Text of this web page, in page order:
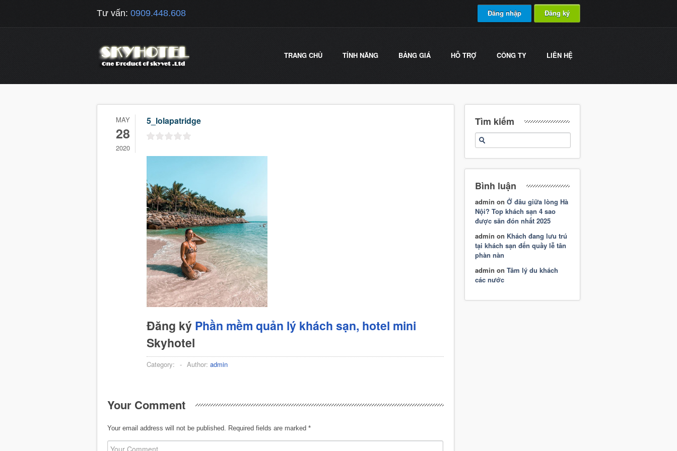
Tư vấn: 0909.448.608 Đăng nhập Đăng ký
TRANG CHỦ TÍNH NĂNG BẢNG GIÁ HỖ TRỢ CÔNG TY LIÊN HỆ
MAY
28
2020
5_lolapatridge
Đăng ký Phần mềm quản lý khách sạn, hotel mini
Skyhotel
Category: - Author: admin
Your Comment
Your email address will not be published. Required fields are marked *
Tìm kiếm
Bình luận
admin on Ở đâu giữa lòng Hà
Nội? Top khách sạn 4 sao
được săn đón nhất 2025
admin on Khách đang lưu trú
tại khách sạn đến quầy lễ tân
phàn nàn
admin on Tâm lý du khách
các nước